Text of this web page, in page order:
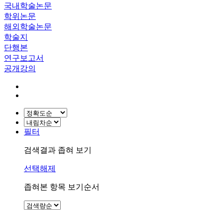
국내학술논문
학위논문
해외학술논문
학술지
단행본
연구보고서
공개강의
필터
검색결과 좁혀 보기
선택해제
좁혀본 항목 보기순서